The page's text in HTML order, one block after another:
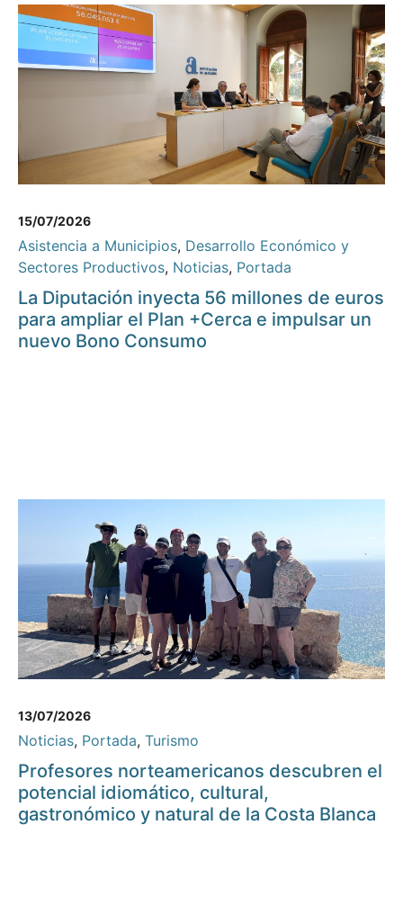
15/07/2026
Asistencia a Municipios, Desarrollo Económico y
Sectores Productivos, Noticias, Portada
La Diputación inyecta 56 millones de euros
para ampliar el Plan +Cerca e impulsar un
nuevo Bono Consumo
13/07/2026
Noticias, Portada, Turismo
Profesores norteamericanos descubren el
potencial idiomático, cultural,
gastronómico y natural de la Costa Blanca